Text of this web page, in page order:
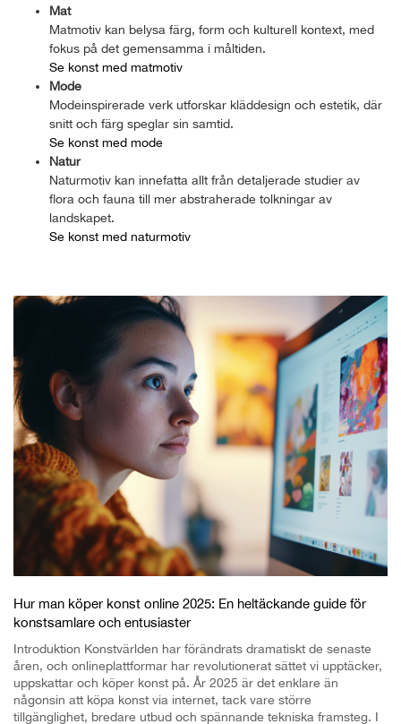
Mat
Matmotiv kan belysa färg, form och kulturell kontext, med
fokus på det gemensamma i måltiden.
Se konst med matmotiv
Mode
Modeinspirerade verk utforskar kläddesign och estetik, där
snitt och färg speglar sin samtid.
Se konst med mode
Natur
Naturmotiv kan innefatta allt från detaljerade studier av
flora och fauna till mer abstraherade tolkningar av
landskapet.
Se konst med naturmotiv
Hur man köper konst online 2025: En heltäckande guide för
konstsamlare och entusiaster
Introduktion Konstvärlden har förändrats dramatiskt de senaste
åren, och onlineplattformar har revolutionerat sättet vi upptäcker,
uppskattar och köper konst på. År 2025 är det enklare än
någonsin att köpa konst via internet, tack vare större
tillgänglighet, bredare utbud och spännande tekniska framsteg. I